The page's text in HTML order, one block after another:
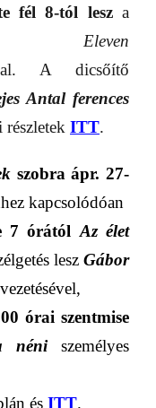
fél 8-tól lesz a
az Eleven
A dicsőítő
Antal ferences
ITT.
szobra ápr. 27-
kapcsolódóan
7 órától Az élet
lesz Gábor
vezetésével,
órai szentmise
néni
személyes
és ITT.